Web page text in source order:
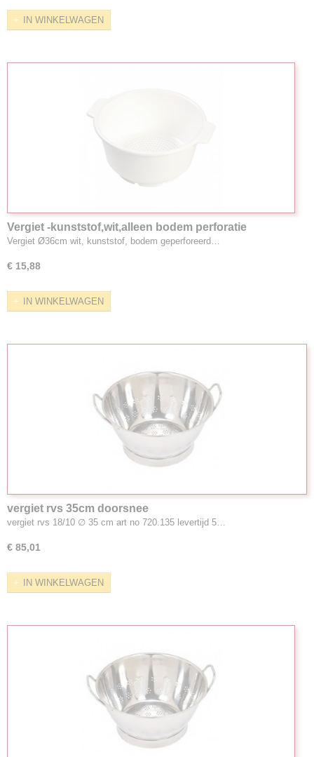
IN WINKELWAGEN
Vergiet -kunststof,wit,alleen bodem perforatie
Vergiet Ø36cm wit, kunststof, bodem geperforeerd…
€ 15,88
IN WINKELWAGEN
vergiet rvs 35cm doorsnee
vergiet rvs 18/10 ∅ 35 cm art no 720.135 levertijd 5…
€ 85,01
IN WINKELWAGEN